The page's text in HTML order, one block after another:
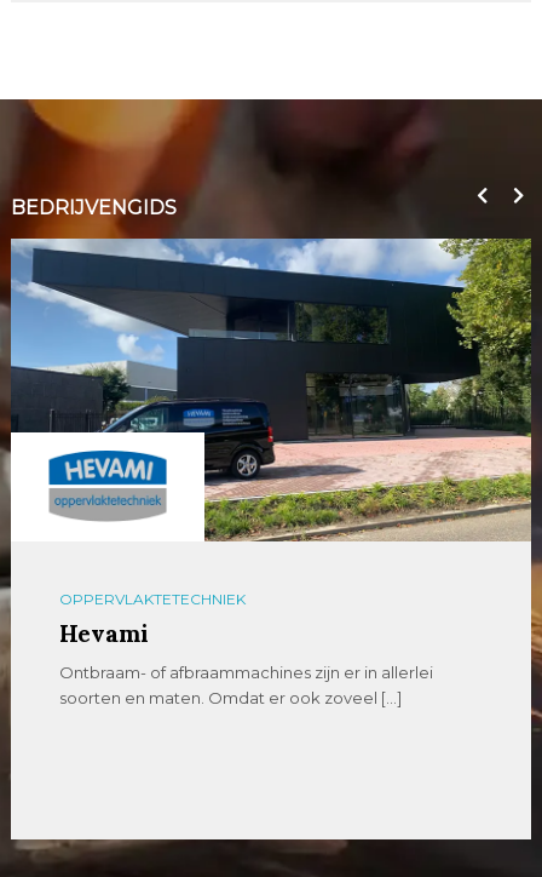
BEDRIJVENGIDS
OPPERVLAKTETECHNIEK
Hevami
Ontbraam- of afbraammachines zijn er in allerlei
soorten en maten. Omdat er ook zoveel […]